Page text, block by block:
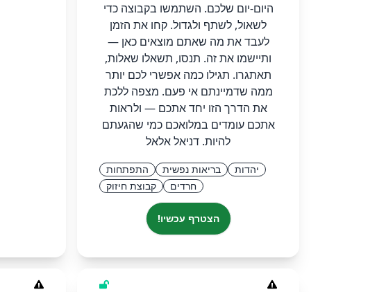
היום-יום שלכם. השתמשו בקבוצה כדי
לשאול, לשתף ולגדול. קחו את הזמן
לעבד את מה שאתם מוצאים כאן —
ותיישמו את זה. תנסו, תשאלו שאלות,
תאתגרו. תגילו כמה אפשרי לכם יותר
ממה שדמיינתם אי פעם. מצפה ללכת
את הדרך הזו יחד אתכם — ולראות
אתכם עומדים במלואכם כמי שהגעתם
להיות. דניאל אלאל
יהדות בריאות נפשית
התפתחות
חרדים
קבוצת חיזוק
הצטרף עכשיו!